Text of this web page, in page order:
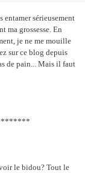
entamer sérieusement
ma grossesse. En
je ne me mouille
sur ce blog depuis
de pain... Mais il faut
le bidou? Tout le